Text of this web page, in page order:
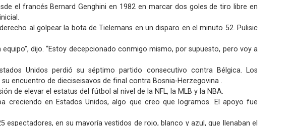
el francés Bernard Genghini en 1982 en marcar dos goles de tiro libre en
al golpear la bota de Tielemans en un disparo en el minuto 52. Pulisic
dijo. “Estoy decepcionado conmigo mismo, por supuesto, pero voy a
Unidos perdió su séptimo partido consecutivo contra Bélgica. Los
encuentro de dieciseisavos de final contra Bosnia-Herzegovina .
de elevar el estatus del fútbol al nivel de la NFL, la MLB y la NBA.
creciendo en Estados Unidos, algo que creo que logramos. El apoyo fue
en su mayoría vestidos de rojo, blanco y azul, que llenaban el